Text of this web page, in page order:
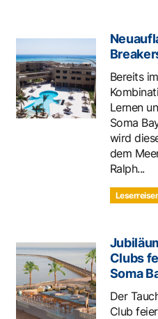
Bereits
Lernen
Soma
wird
dem
Ralph...
Clubs
Soma
Der
Club